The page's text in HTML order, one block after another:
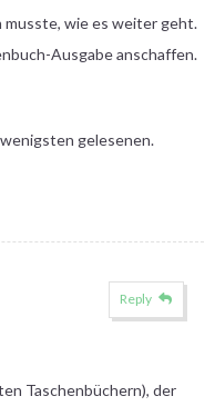
musste, wie es weiter geht.
Ausgabe anschaffen.
gelesenen.
Taschenbüchern), der
Reply